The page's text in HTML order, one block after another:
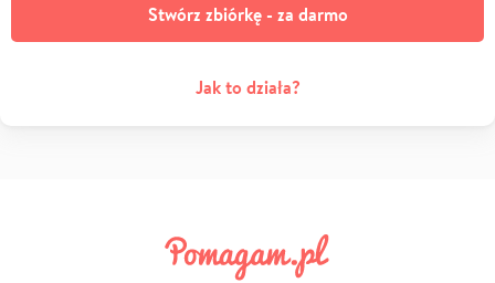
Stwórz zbiórkę - za darmo
Jak to działa?